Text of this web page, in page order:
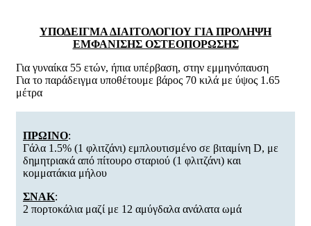
ΥΠΟΔΕΙΓΜΑ ΔΙΑΙΤΟΛΟΓΙΟΥ ΓΙΑ ΠΡΟΛΗΨΗ
ΕΜΦΑΝΙΣΗΣ ΟΣΤΕΟΠΟΡΩΣΗΣ
Για γυναίκα 55 ετών, ήπια υπέρβαση, στην εμμηνόπαυση
Για το παράδειγμα υποθέτουμε βάρος 70 κιλά με ύψος 1.65
μέτρα
ΠΡΩΙΝΟ:
Γάλα 1.5% (1 φλιτζάνι) εμπλουτισμένο σε βιταμίνη D, με
δημητριακά από πίτουρο σταριού (1 φλιτζάνι) και
κομματάκια μήλου
ΣΝΑΚ:
2 πορτοκάλια μαζί με 12 αμύγδαλα ανάλατα ωμά